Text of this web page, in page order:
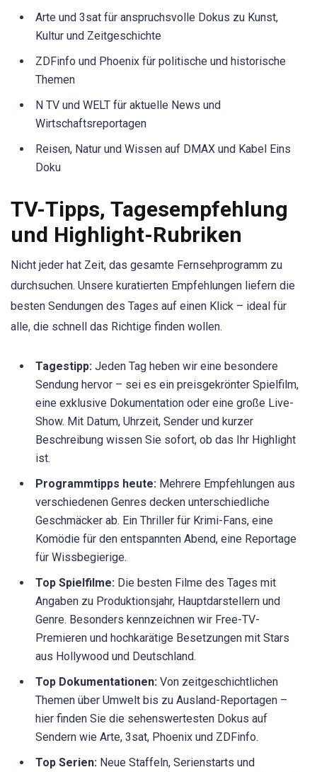
Arte und 3sat für anspruchsvolle Dokus zu Kunst,
Kultur und Zeitgeschichte
ZDFinfo und Phoenix für politische und historische
Themen
N TV und WELT für aktuelle News und
Wirtschaftsreportagen
Reisen, Natur und Wissen auf DMAX und Kabel Eins
Doku
TV-Tipps, Tagesempfehlung
und Highlight-Rubriken
Nicht jeder hat Zeit, das gesamte Fernsehprogramm zu
durchsuchen. Unsere kuratierten Empfehlungen liefern die
besten Sendungen des Tages auf einen Klick – ideal für
alle, die schnell das Richtige finden wollen.
Tagestipp: Jeden Tag heben wir eine besondere
Sendung hervor – sei es ein preisgekrönter Spielfilm,
eine exklusive Dokumentation oder eine große Live-
Show. Mit Datum, Uhrzeit, Sender und kurzer
Beschreibung wissen Sie sofort, ob das Ihr Highlight
ist.
Programmtipps heute: Mehrere Empfehlungen aus
verschiedenen Genres decken unterschiedliche
Geschmäcker ab. Ein Thriller für Krimi-Fans, eine
Komödie für den entspannten Abend, eine Reportage
für Wissbegierige.
Top Spielfilme: Die besten Filme des Tages mit
Angaben zu Produktionsjahr, Hauptdarstellern und
Genre. Besonders kennzeichnen wir Free-TV-
Premieren und hochkarätige Besetzungen mit Stars
aus Hollywood und Deutschland.
Top Dokumentationen: Von zeitgeschichtlichen
Themen über Umwelt bis zu Ausland-Reportagen –
hier finden Sie die sehenswertesten Dokus auf
Sendern wie Arte, 3sat, Phoenix und ZDFinfo.
Top Serien: Neue Staffeln, Serienstarts und